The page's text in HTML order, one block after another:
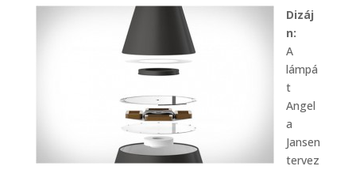
Dizáj
n:
A
lámpá
t
Angel
a
Jansen
tervez